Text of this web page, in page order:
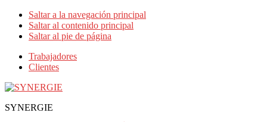
Saltar a la navegación principal
Saltar al contenido principal
Saltar al pie de página
Trabajadores
Clientes
SYNERGIE